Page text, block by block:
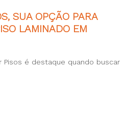
SUA OPÇÃO PARA
LAMINADO EM
Pisos é destaque quando buscar